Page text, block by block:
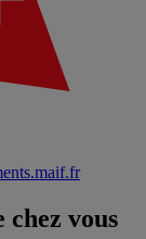
chez vous